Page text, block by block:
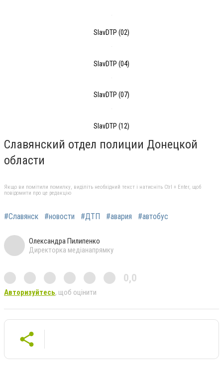
SlavDTP (02)
SlavDTP (04)
SlavDTP (07)
SlavDTP (12)
Славянский отдел полиции Донецкой
области
Якщо ви помітили помилку, виділіть необхідний текст і натисніть Ctrl + Enter, щоб
повідомити про це редакцію
#Славянск #новости #ДТП #авария #автобус
Олександра Пилипенко
Директорка медіанапрямку
0,0
Авторизуйтесь, щоб оцінити